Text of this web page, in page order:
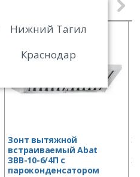
Зонт вытяжной
встраиваемый Abat
ЗВВ-10-6/4П с
пароконденсатором
Нижний Тагил
Краснодар